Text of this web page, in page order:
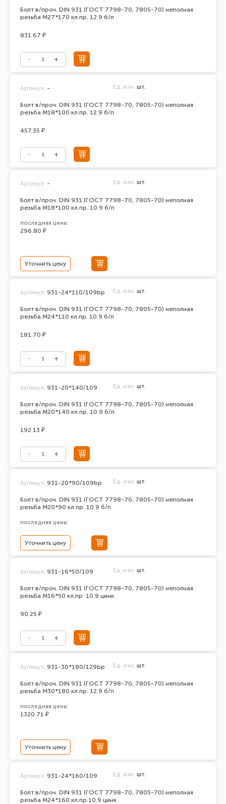
Болт в/проч. DIN 931 (ГОСТ 7798-70, 7805-70) неполная
резьба М27*170 кл.пр. 12.9 б/п
831.67 ₽
Болт в/проч. DIN 931 (ГОСТ 7798-70, 7805-70) неполная
резьба М18*100 кл.пр. 12.9 б/п
Артикул: - Ед. изм. шт.
457.35 ₽
Болт в/проч. DIN 931 (ГОСТ 7798-70, 7805-70) неполная
резьба М18*100 кл.пр. 10.9 б/п
Артикул: - Ед. изм. шт.
последняя цена:
296.80 ₽
Уточнить цену
Болт в/проч. DIN 931 (ГОСТ 7798-70, 7805-70) неполная
резьба М24*110 кл.пр. 10.9 б/п
Артикул: 931-24*110/109bp Ед. изм. шт.
181.70 ₽
Болт в/проч. DIN 931 (ГОСТ 7798-70, 7805-70) неполная
резьба М20*140 кл.пр. 10.9 б/п
Артикул: 931-20*140/109 Ед. изм. шт.
192.13 ₽
Болт в/проч. DIN 931 (ГОСТ 7798-70, 7805-70) неполная
резьба М20*90 кл.пр. 10.9 б/п
Артикул: 931-20*90/109bp Ед. изм. шт.
последняя цена:
Уточнить цену
Болт в/проч. DIN 931 (ГОСТ 7798-70, 7805-70) неполная
резьба М16*50 кл.пр. 10.9 цинк
Артикул: 931-16*50/109 Ед. изм. шт.
90.25 ₽
Болт в/проч. DIN 931 (ГОСТ 7798-70, 7805-70) неполная
резьба М30*180 кл.пр. 12.9 б/п
Артикул: 931-30*180/129bp Ед. изм. шт.
последняя цена:
1320.71 ₽
Уточнить цену
Болт в/проч. DIN 931 (ГОСТ 7798-70, 7805-70) неполная
резьба М24*160 кл.пр.10.9 цинк
Артикул: 931-24*160/109 Ед. изм. шт.